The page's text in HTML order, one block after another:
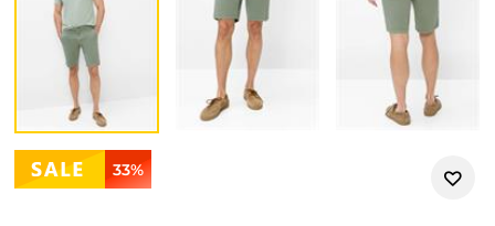
33%